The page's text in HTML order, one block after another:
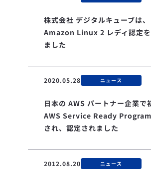
株式会社 デジタルキューブは、
Amazon Linux 2 レディ認定
ました
2020.05.28 ニュース
日本の AWS パートナー企業で
AWS Service Ready
され、認定されました
2012.08.20 ニュース